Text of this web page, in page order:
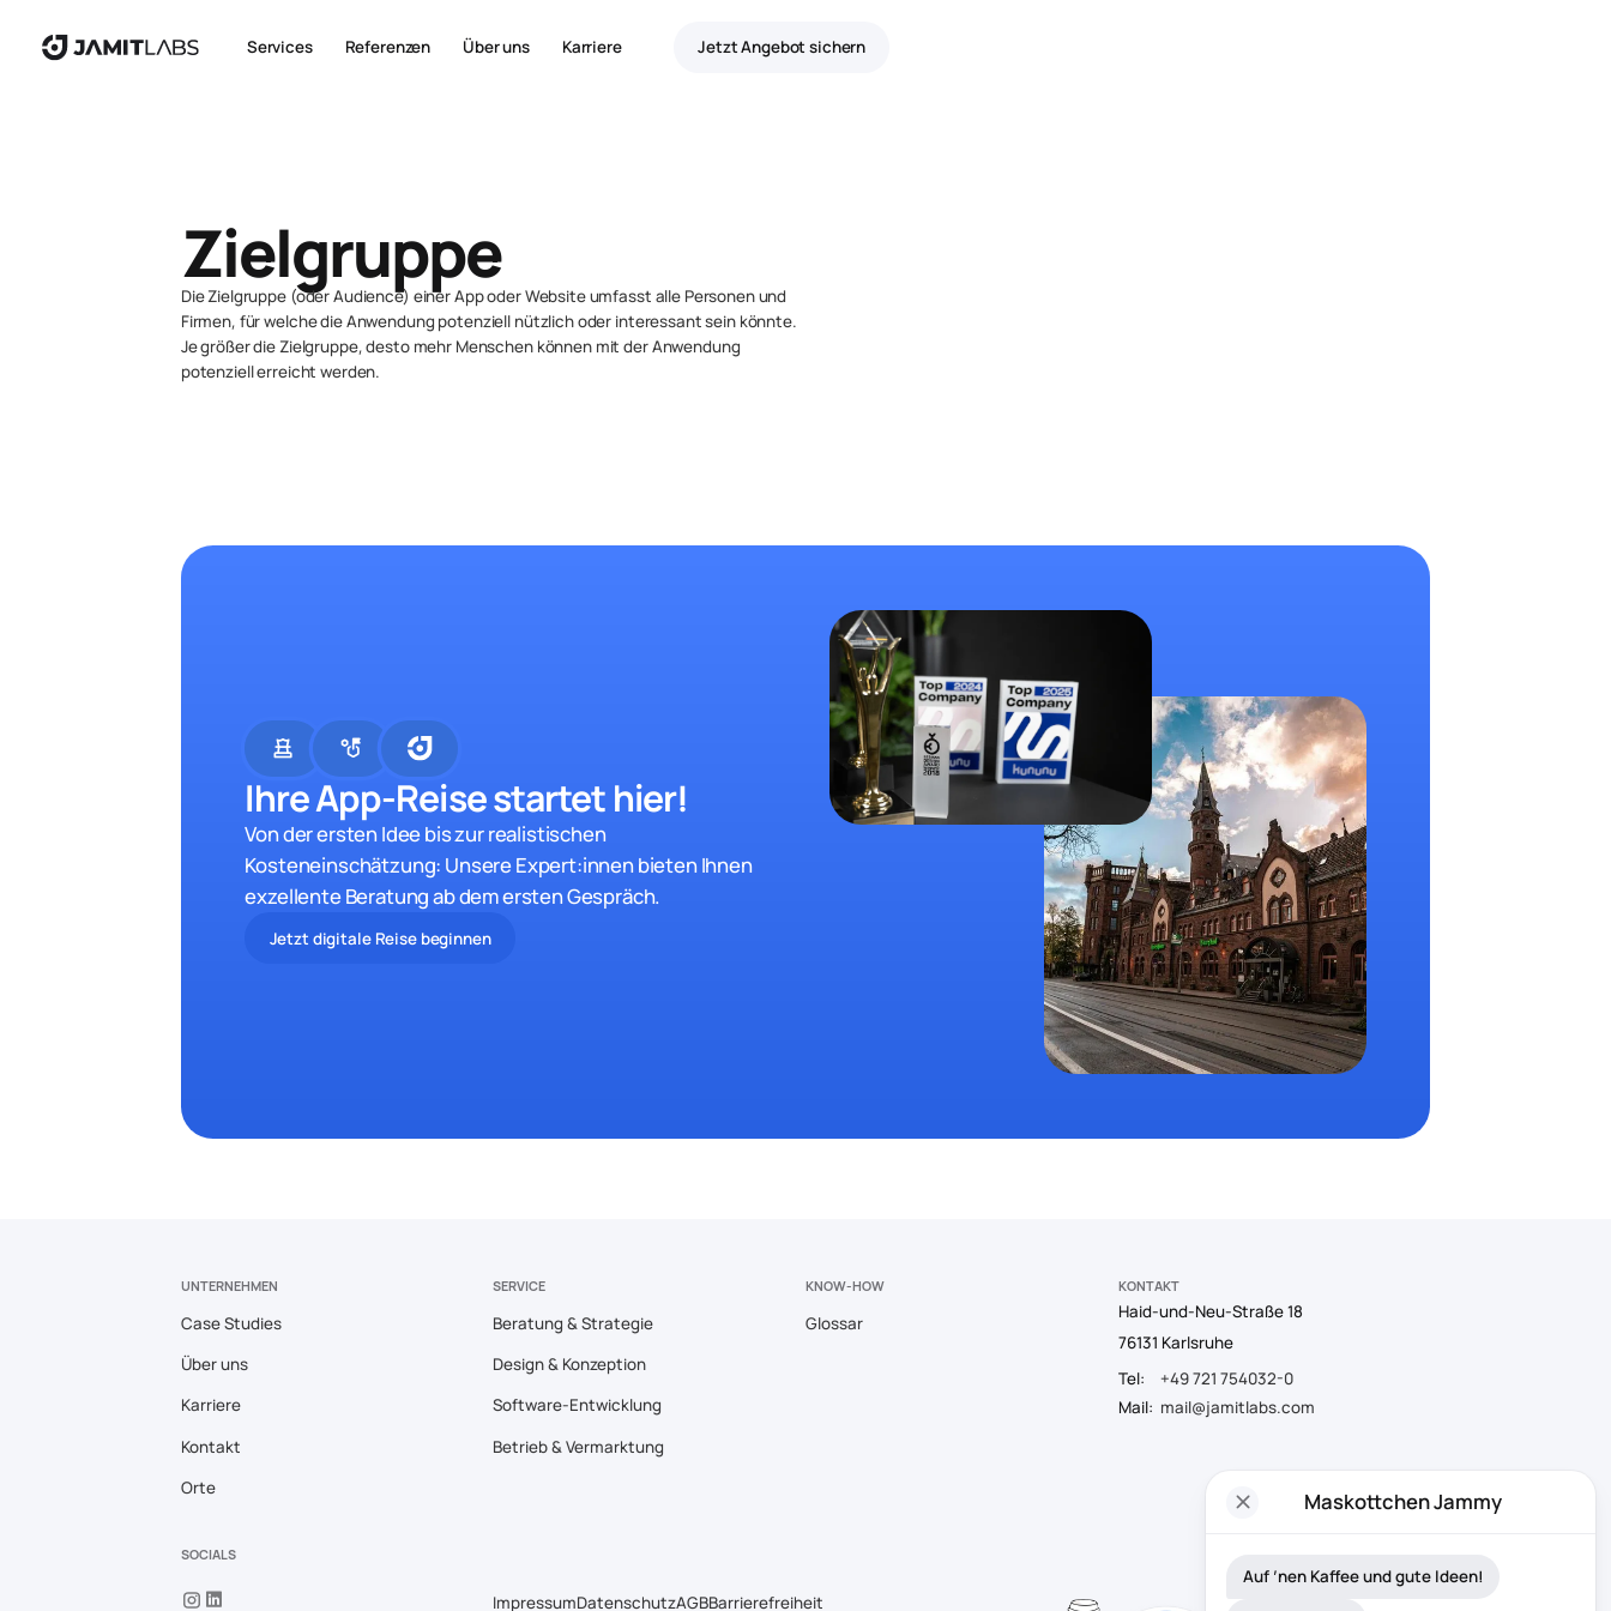
Services Referenzen Über uns Karriere Jetzt Angebot sichern
Zielgruppe
Die Zielgruppe (oder Audience) einer App oder Website umfasst alle Personen und
Firmen, für welche die Anwendung potenziell nützlich oder interessant sein könnte.
Je größer die Zielgruppe, desto mehr Menschen können mit der Anwendung
potenziell erreicht werden.
chess strategy
Ihre App-Reise startet hier!
Von der ersten Idee bis zur realistischen
Kosteneinschätzung: Unsere Expert:innen bieten Ihnen
exzellente Beratung ab dem ersten Gespräch.
Jetzt digitale Reise beginnen
UNTERNEHMEN
Case Studies
Über uns
Karriere
Kontakt
Orte
SERVICE
Beratung & Strategie
Design & Konzeption
Software-Entwicklung
Betrieb & Vermarktung
KNOW-HOW
Glossar
KONTAKT
Haid-und-Neu-Straße 18
76131 Karlsruhe
Tel:
+49 721 754032-0
Mail: mail@jamitlabs.com
SOCIALS
ImpressumDatenschutzAGBBarrierefreiheit
close Maskottchen Jammy
Auf ’nen Kaffee und gute Ideen!